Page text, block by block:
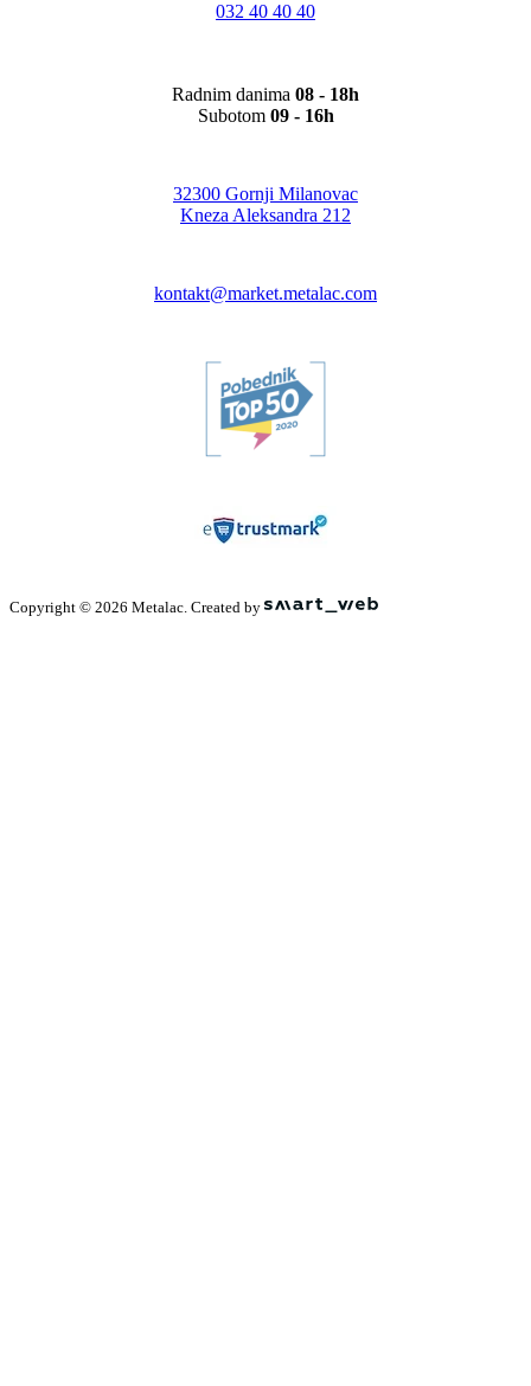
032 40 40 40
Radnim danima 08 - 18h
Subotom 09 - 16h
32300 Gornji Milanovac
Kneza Aleksandra 212
kontakt@market.metalac.com
Copyright © 2026 Metalac. Created by